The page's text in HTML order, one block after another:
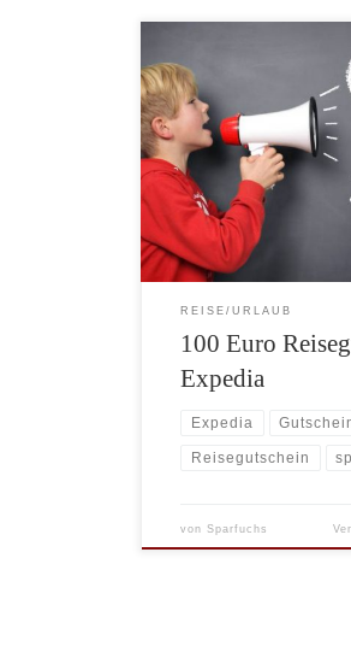
Expedia veranstaltet
in der Zeit vom 01.07. bis
eine Pauschalreise bucht,
Wert von 100 Euro für
Buchung. Die weiteren
der Expedia-Aktionsseite.
REISESPECIAL-
zusammengestellt. Darin
REISE/URLAUB
100 Euro
Expedia
Expedia
Reisegutschein
vonSparfuchs